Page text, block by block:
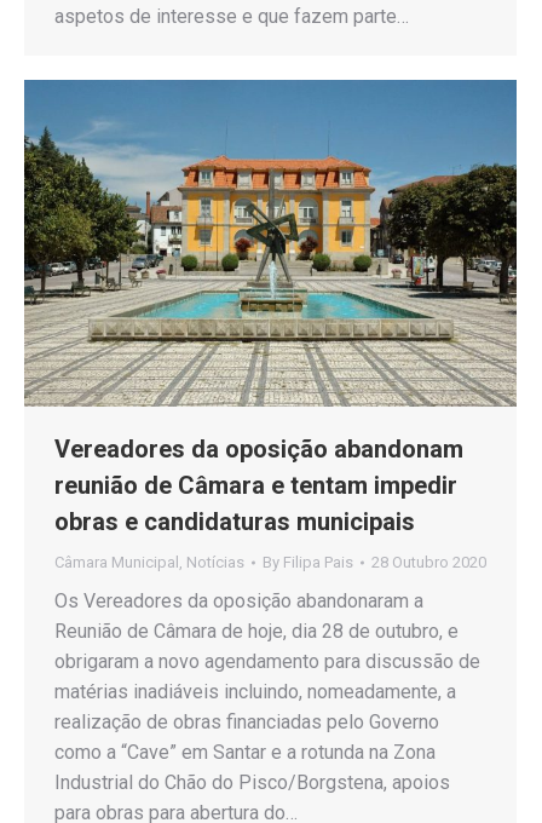
aspetos de interesse e que fazem parte…
Vereadores da oposição abandonam
reunião de Câmara e tentam impedir
obras e candidaturas municipais
Câmara Municipal , Notícias By Filipa Pais 28 Outubro 2020
Os Vereadores da oposição abandonaram a
Reunião de Câmara de hoje, dia 28 de outubro, e
obrigaram a novo agendamento para discussão de
matérias inadiáveis incluindo, nomeadamente, a
realização de obras financiadas pelo Governo
como a “Cave” em Santar e a rotunda na Zona
Industrial do Chão do Pisco/Borgstena, apoios
para obras para abertura do…